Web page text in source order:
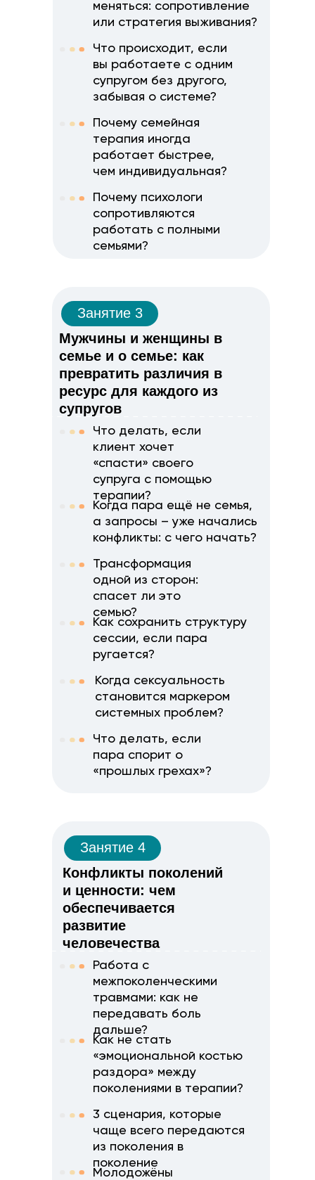
меняться: сопротивление
или стратегия выживания?
Что происходит, если
вы работаете с одним
супругом без другого,
забывая о системе?
Почему семейная
терапия иногда
работает быстрее,
чем индивидуальная?
Почему психологи
сопротивляются
работать с полными
семьями?
Занятие 3
Мужчины и женщины в
семье и о семье: как
превратить различия в
ресурс для каждого из
супругов
Что делать, если
клиент хочет
«спасти» своего
супруга с помощью
терапии?
Когда пара ещё не семья,
а запросы – уже начались
конфликты: с чего начать?
Трансформация
одной из сторон:
спасет ли это
семью?
Как сохранить структуру
сессии, если пара
ругается?
Когда сексуальность
становится маркером
системных проблем?
Что делать, если
пара спорит о
«прошлых грехах»?
Занятие 4
Конфликты поколений
и ценности: чем
обеспечивается
развитие
человечества
Работа с
межпоколенческими
травмами: как не
передавать боль
дальше?
Как не стать
«эмоциональной костью
раздора» между
поколениями в терапии?
3 сценария, которые
чаще всего передаются
из поколения в
поколение
Молодожёны